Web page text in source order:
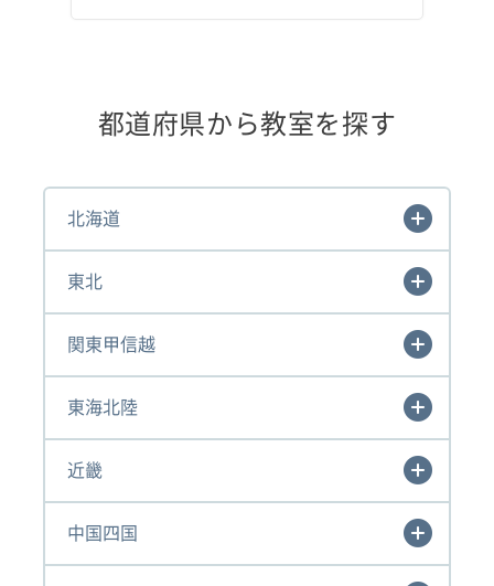
都道府県から教室を探す
北海道
東北
関東甲信越
東海北陸
近畿
中国四国